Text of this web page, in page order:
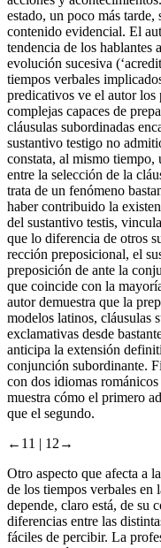
estado, un poco más
contenido evidencial. El
tendencia de los hablantes
evolución sucesiva
tiempos verbales
predicativos ve el autor los
complejas capaces de
cláusulas subordinadas
sustantivo testigo no
constata, al mismo tiempo,
entre la selección de la
trata de un fenómeno
haber contribuido la
del sustantivo testis,
que lo diferencia de otros
rección preposicional, el
preposición de ante la
que coincide con la
autor demuestra que la
modelos latinos, cláusulas
exclamativas desde
anticipa la extensión
conjunción subordinante.
con dos idiomas
muestra cómo el primero
que el segundo.
←11 | 12→
Otro aspecto que afecta a
de los tiempos verbales en
depende, claro está, de su
diferencias entre las
fáciles de percibir. La